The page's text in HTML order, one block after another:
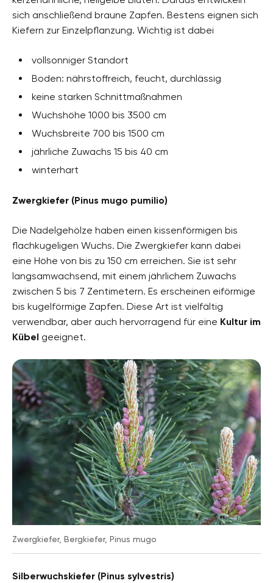
sich anschließend braune Zapfen. Bestens eignen sich
Kiefern zur Einzelpflanzung. Wichtig ist dabei
vollsonniger Standort
Boden: nährstoffreich, feucht, durchlässig
keine starken Schnittmaßnahmen
Wuchshöhe 1000 bis 3500 cm
Wuchsbreite 700 bis 1500 cm
jährliche Zuwachs 15 bis 40 cm
winterhart
Zwergkiefer (Pinus mugo pumilio)
Die Nadelgehölze haben einen kissenförmigen bis
flachkugeligen Wuchs. Die Zwergkiefer kann dabei
eine Höhe von bis zu 150 cm erreichen. Sie ist sehr
langsamwachsend, mit einem jährlichem Zuwachs
zwischen 5 bis 7 Zentimetern. Es erscheinen eiförmige
bis kugelförmige Zapfen. Diese Art ist vielfältig
verwendbar, aber auch hervorragend für eine Kultur im
Kübel geeignet.
Zwergkiefer, Bergkiefer, Pinus mugo
Silberwuchskiefer (Pinus sylvestris)